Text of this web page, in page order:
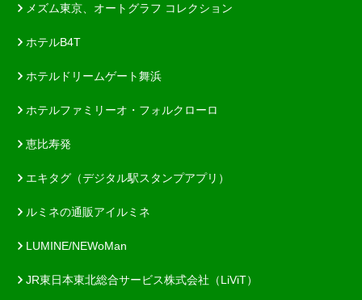
メズム東京、オートグラフ コレクション
ホテルB4T
ホテルドリームゲート舞浜
ホテルファミリーオ・フォルクローロ
恵比寿発
エキタグ（デジタル駅スタンプアプリ）
ルミネの通販アイルミネ
LUMINE/NEWoMan
JR東日本東北総合サービス株式会社（LiViT）